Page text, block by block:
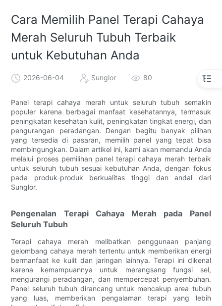
Cara Memilih Panel Terapi Cahaya
Merah Seluruh Tubuh Terbaik
untuk Kebutuhan Anda
2026-06-04 Sunglor 80
Panel terapi cahaya merah untuk seluruh tubuh semakin
populer karena berbagai manfaat kesehatannya, termasuk
peningkatan kesehatan kulit, peningkatan tingkat energi, dan
pengurangan peradangan. Dengan begitu banyak pilihan
yang tersedia di pasaran, memilih panel yang tepat bisa
membingungkan. Dalam artikel ini, kami akan memandu Anda
melalui proses pemilihan panel terapi cahaya merah terbaik
untuk seluruh tubuh sesuai kebutuhan Anda, dengan fokus
pada produk-produk berkualitas tinggi dan andal dari
Sunglor.
Pengenalan Terapi Cahaya Merah pada Panel
Seluruh Tubuh
Terapi cahaya merah melibatkan penggunaan panjang
gelombang cahaya merah tertentu untuk memberikan energi
bermanfaat ke kulit dan jaringan lainnya. Terapi ini dikenal
karena kemampuannya untuk merangsang fungsi sel,
mengurangi peradangan, dan mempercepat penyembuhan.
Panel seluruh tubuh dirancang untuk mencakup area tubuh
yang luas, memberikan pengalaman terapi yang lebih